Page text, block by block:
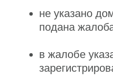
не указано
подана
в жалобе